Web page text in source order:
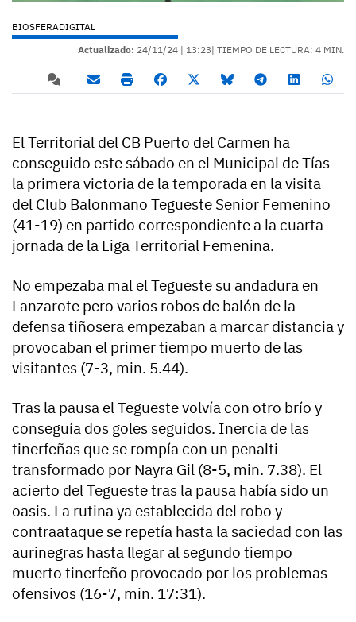
BIOSFERADIGITAL
Actualizado: 24/11/24 | 13:23| TIEMPO DE LECTURA: 4 MIN.
El Territorial del CB Puerto del Carmen ha
conseguido este sábado en el Municipal de Tías
la primera victoria de la temporada en la visita
del Club Balonmano Tegueste Senior Femenino
(41-19) en partido correspondiente a la cuarta
jornada de la Liga Territorial Femenina.
No empezaba mal el Tegueste su andadura en
Lanzarote pero varios robos de balón de la
defensa tiñosera empezaban a marcar distancia y
provocaban el primer tiempo muerto de las
visitantes (7-3, min. 5.44).
Tras la pausa el Tegueste volvía con otro brío y
conseguía dos goles seguidos. Inercia de las
tinerfeñas que se rompía con un penalti
transformado por Nayra Gil (8-5, min. 7.38). El
acierto del Tegueste tras la pausa había sido un
oasis. La rutina ya establecida del robo y
contraataque se repetía hasta la saciedad con las
aurinegras hasta llegar al segundo tiempo
muerto tinerfeño provocado por los problemas
ofensivos (16-7, min. 17:31).